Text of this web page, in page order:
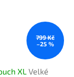
799 Kč
–25 %
XL Velké